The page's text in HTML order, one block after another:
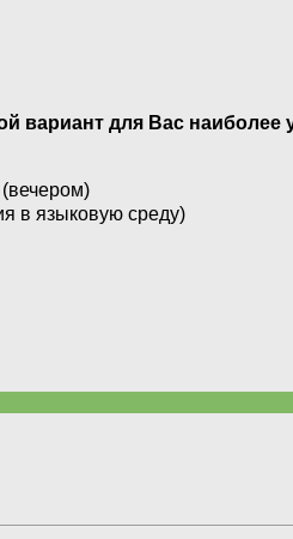
вариант для Вас наиболее
в языковую среду)